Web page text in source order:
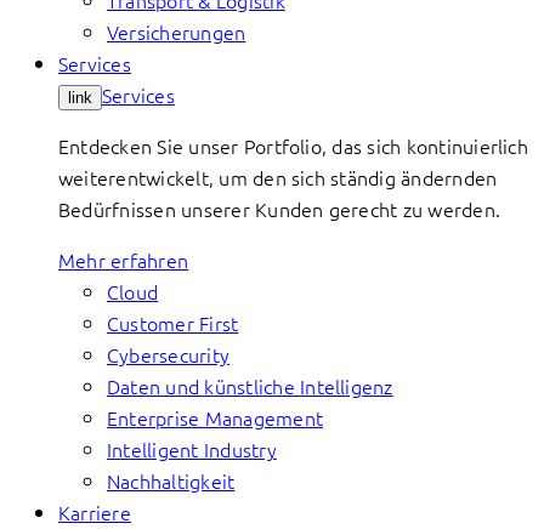
Versicherungen
Services
link Services
Entdecken Sie unser Portfolio, das sich kontinuierlich
weiterentwickelt, um den sich ständig ändernden
Bedürfnissen unserer Kunden gerecht zu werden.
Mehr erfahren
Cloud
Customer First
Cybersecurity
Daten und künstliche Intelligenz
Enterprise Management
Intelligent Industry
Nachhaltigkeit
Karriere